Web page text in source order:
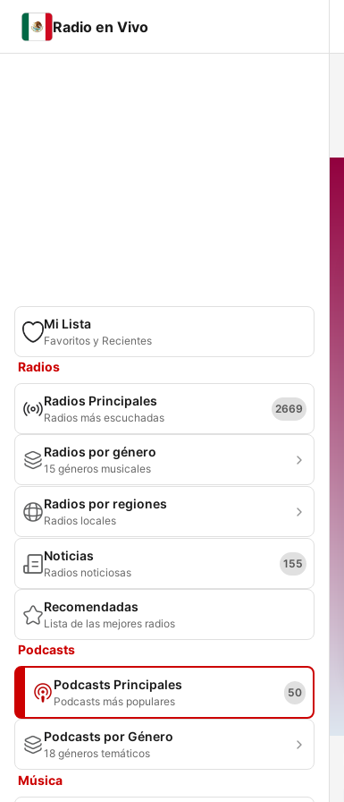
Radio en Vivo
Mi Lista
Favoritos y Recientes
Radios
Radios Principales
Radios más escuchadas
2669
Radios por género
15 géneros musicales
Radios por regiones
Radios locales
Noticias
Radios noticiosas
155
Recomendadas
Lista de las mejores radios
Podcasts
Podcasts Principales
Podcasts más populares
50
Podcasts por Género
18 géneros temáticos
Música